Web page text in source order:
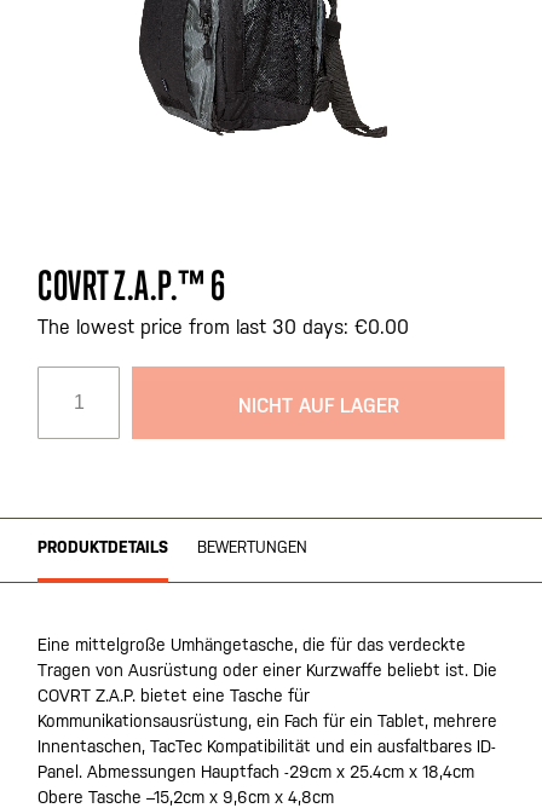
Zum
Anfang
der
COVRT Z.A.P.™ 6
The lowest price from last 30 days: €0.00
NICHT AUF LAGER
PRODUKTDETAILS BEWERTUNGEN
Eine mittelgroße Umhängetasche, die für das verdeckte
Tragen von Ausrüstung oder einer Kurzwaffe beliebt ist. Die
COVRT Z.A.P. bietet eine Tasche für
Kommunikationsausrüstung, ein Fach für ein Tablet, mehrere
Innentaschen, TacTec Kompatibilität und ein ausfaltbares ID-
Panel. Abmessungen Hauptfach -29cm x 25.4cm x 18,4cm
Obere Tasche –15,2cm x 9,6cm x 4,8cm